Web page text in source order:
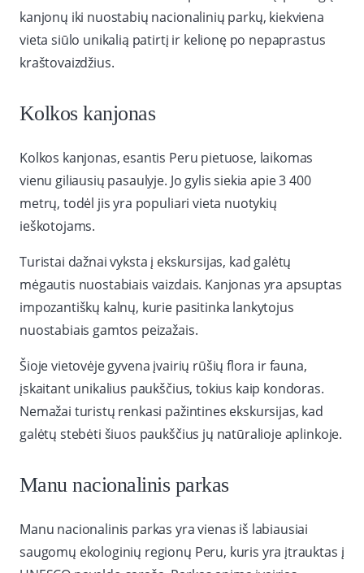
kanjonų iki nuostabių nacionalinių parkų, kiekviena
vieta siūlo unikalią patirtį ir kelionę po nepaprastus
kraštovaizdžius.
Kolkos kanjonas
Kolkos kanjonas, esantis Peru pietuose, laikomas
vienu giliausių pasaulyje. Jo gylis siekia apie 3 400
metrų, todėl jis yra populiari vieta nuotykių
ieškotojams.
Turistai dažnai vyksta į ekskursijas, kad galėtų
mėgautis nuostabiais vaizdais. Kanjonas yra apsuptas
impozantiškų kalnų, kurie pasitinka lankytojus
nuostabiais gamtos peizažais.
Šioje vietovėje gyvena įvairių rūšių flora ir fauna,
įskaitant unikalius paukščius, tokius kaip kondoras.
Nemažai turistų renkasi pažintines ekskursijas, kad
galėtų stebėti šiuos paukščius jų natūralioje aplinkoje.
Manu nacionalinis parkas
Manu nacionalinis parkas yra vienas iš labiausiai
saugomų ekologinių regionų Peru, kuris yra įtrauktas į